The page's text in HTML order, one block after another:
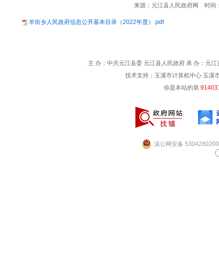
来源：元江县人民政府网 时间
羊街乡人民政府信息公开基本目录（2022年度）.pdf
主 办：中共元江县委 元江县人民政府 承 办：元
技术支持：玉溪市计算机中心 玉溪
你是本站的第
滇公网安备